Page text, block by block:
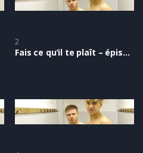
2
Fais ce qu’il te plaît – épisode 2